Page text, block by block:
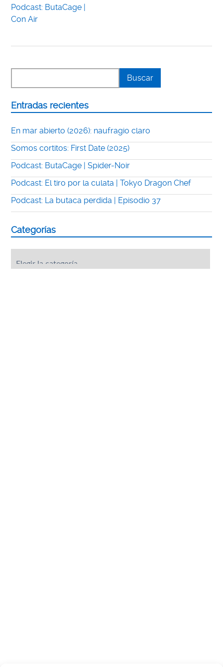
Podcast: ButaCage |
Con Air
Entradas recientes
En mar abierto (2026): naufragio claro
Somos cortitos: First Date (2025)
Podcast: ButaCage | Spider-Noir
Podcast: El tiro por la culata | Tokyo Dragon Chef
Podcast: La butaca perdida | Episodio 37
Categorías